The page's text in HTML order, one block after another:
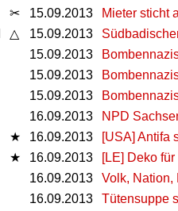
✂ 15.09.2013
Mieter sticht
△ 15.09.2013
15.09.2013
15.09.2013
15.09.2013
16.09.2013
NPD
★ 16.09.2013
[USA] Antifa
★ 16.09.2013
[LE] Deko
16.09.2013
Volk, Nation,
16.09.2013
Tütensuppe